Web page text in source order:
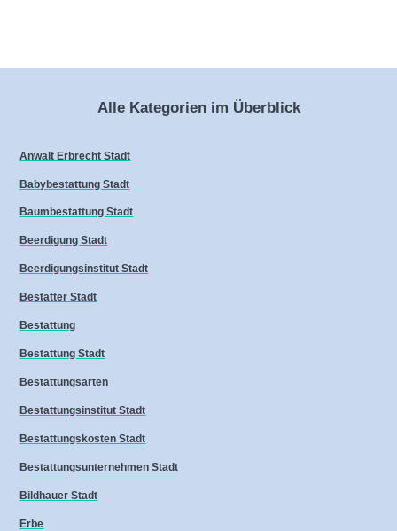
Alle Kategorien im Überblick
Anwalt Erbrecht Stadt
Babybestattung Stadt
Baumbestattung Stadt
Beerdigung Stadt
Beerdigungsinstitut Stadt
Bestatter Stadt
Bestattung
Bestattung Stadt
Bestattungsarten
Bestattungsinstitut Stadt
Bestattungskosten Stadt
Bestattungsunternehmen Stadt
Bildhauer Stadt
Erbe